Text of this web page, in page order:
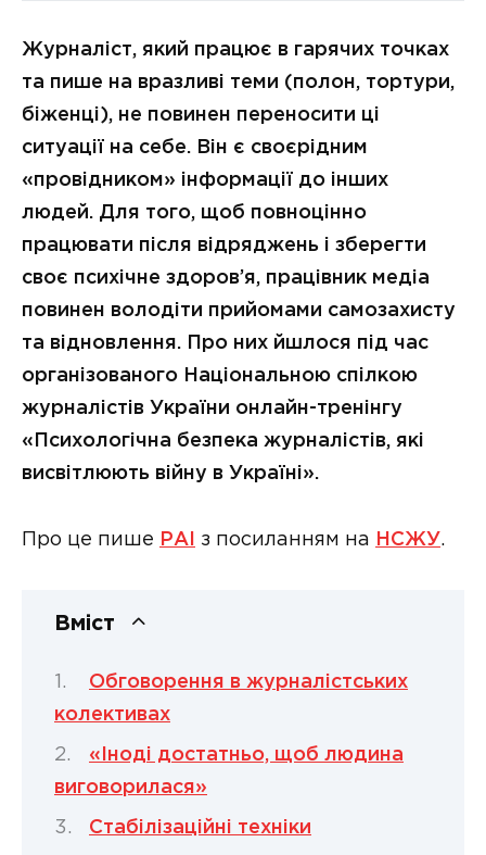
Журналіст, який працює в гарячих точках
та пише на вразливі теми (полон, тортури,
біженці), не повинен переносити ці
ситуації на себе. Він є своєрідним
«провідником» інформації до інших
людей. Для того, щоб повноцінно
працювати після відряджень і зберегти
своє психічне здоров’я, працівник медіа
повинен володіти прийомами самозахисту
та відновлення. Про них йшлося під час
організованого Національною спілкою
журналістів України онлайн-тренінгу
«Психологічна безпека журналістів, які
висвітлюють війну в Україні».
Про це пише РАІ з посиланням на НСЖУ.
Вміст
Обговорення в журналістських
колективах
«Іноді достатньо, щоб людина
виговорилася»
Стабілізаційні техніки